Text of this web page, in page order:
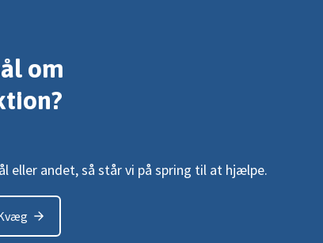
om
eller andet, så står vi på spring til at hjælpe.